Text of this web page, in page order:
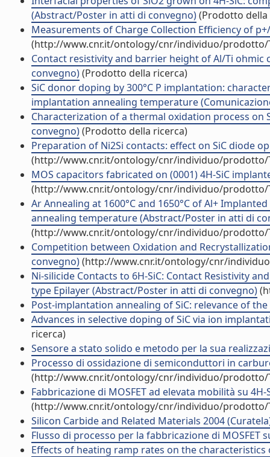
(Abstract/Poster in atti di convegno)(Prodotto della
Measurements of Charge Collection Efficiency of
(http://www.cnr.it/ontology/cnr/individuo/prodotto/
Contact resistivity and barrier height of Al/Ti ohmic
convegno)(Prodotto della ricerca)
SiC donor doping by 300°C P implantation:
implantation annealing temperature
Characterization of a thermal oxidation process on
convegno)(Prodotto della ricerca)
Preparation of Ni2Si contacts: effect on SiC diode
(http://www.cnr.it/ontology/cnr/individuo/prodotto/
MOS capacitors fabricated on (0001) 4H-SiC
(http://www.cnr.it/ontology/cnr/individuo/prodotto/
Ar Annealing at 1600°C and 1650°C of Al+
annealing temperature (Abstract/Poster in atti di
(http://www.cnr.it/ontology/cnr/individuo/prodotto/
Competition between Oxidation and
convegno)(http://www.cnr.it/ontology/cnr/
Ni-silicide Contacts to 6H-SiC: Contact Resistivity
type Epilayer (Abstract/Poster in atti di convegno)
Post-implantation annealing of SiC: relevance of
Advances in selective doping of SiC via ion
ricerca)
Sensore a stato solido e metodo per la sua
Processo di ossidazione di semiconduttori in
(http://www.cnr.it/ontology/cnr/individuo/prodotto/
Fabbricazione di MOSFET ad elevata mobilità su
(http://www.cnr.it/ontology/cnr/individuo/prodotto/
Silicon Carbide and Related Materials 2004
Flusso di processo per la fabbricazione di MOSFET
Effects of heating ramp rates on the